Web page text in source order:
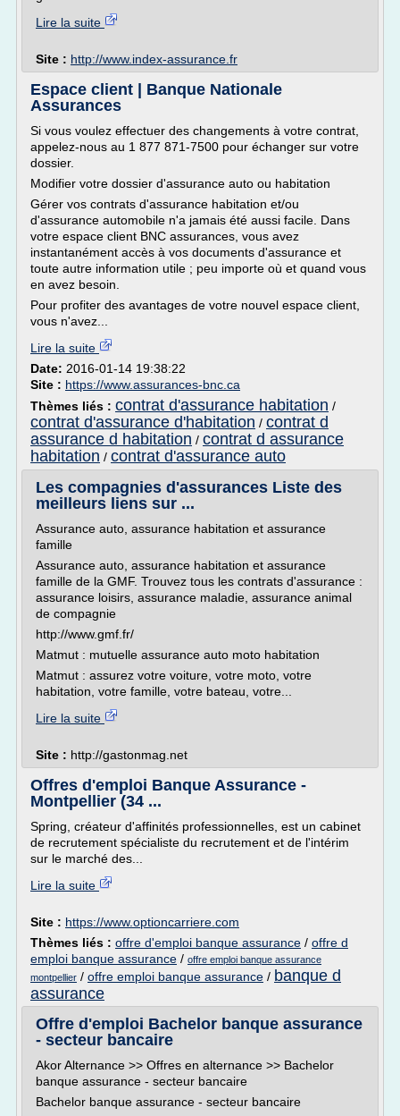
Lire la suite
Site : http://www.index-assurance.fr
Espace client | Banque Nationale
Assurances
Si vous voulez effectuer des changements à votre contrat,
appelez-nous au 1 877 871-7500 pour échanger sur votre
dossier.
Modifier votre dossier d'assurance auto ou habitation
Gérer vos contrats d'assurance habitation et/ou
d'assurance automobile n'a jamais été aussi facile. Dans
votre espace client BNC assurances, vous avez
instantanément accès à vos documents d'assurance et
toute autre information utile ; peu importe où et quand vous
en avez besoin.
Pour profiter des avantages de votre nouvel espace client,
vous n'avez...
Lire la suite
Date: 2016-01-14 19:38:22
Site : https://www.assurances-bnc.ca
Thèmes liés : contrat d'assurance habitation /
contrat d'assurance d'habitation / contrat d
assurance d habitation / contrat d assurance
habitation / contrat d'assurance auto
Les compagnies d'assurances Liste des
meilleurs liens sur ...
Assurance auto, assurance habitation et assurance
famille
Assurance auto, assurance habitation et assurance
famille de la GMF. Trouvez tous les contrats d'assurance :
assurance loisirs, assurance maladie, assurance animal
de compagnie
http://www.gmf.fr/
Matmut : mutuelle assurance auto moto habitation
Matmut : assurez votre voiture, votre moto, votre
habitation, votre famille, votre bateau, votre...
Lire la suite
Site : http://gastonmag.net
Offres d'emploi Banque Assurance -
Montpellier (34 ...
Spring, créateur d'affinités professionnelles, est un cabinet
de recrutement spécialiste du recrutement et de l'intérim
sur le marché des...
Lire la suite
Site : https://www.optioncarriere.com
Thèmes liés : offre d'emploi banque assurance / offre d
emploi banque assurance / offre emploi banque assurance
montpellier / offre emploi banque assurance / banque d
assurance
Offre d'emploi Bachelor banque assurance
- secteur bancaire
Akor Alternance >> Offres en alternance >> Bachelor
banque assurance - secteur bancaire
Bachelor banque assurance - secteur bancaire